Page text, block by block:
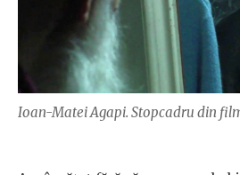
Ioan-Matei Agapi. Stopcadru din